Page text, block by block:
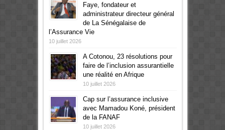
Faye, fondateur et
administrateur directeur général
de La Sénégalaise de
l’Assurance Vie
10 juillet 2026
A Cotonou, 23 résolutions pour
faire de l’inclusion assurantielle
une réalité en Afrique
10 juillet 2026
Cap sur l’assurance inclusive
avec Mamadou Koné, président
de la FANAF
10 juillet 2026